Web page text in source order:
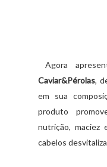
Agora
Caviar&Pérolas,
em sua
produto
nutrição, maciez
cabelos